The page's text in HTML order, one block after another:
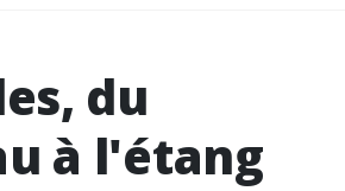
du
à l'étang